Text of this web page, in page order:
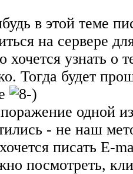
в этой теме
на сервере
узнать о
Тогда будет
одной
- не наш
писать E-
посмотреть,